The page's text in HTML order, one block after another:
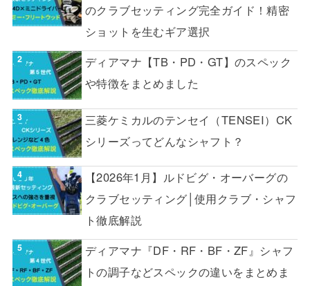
のクラブセッティング完全ガイド！精密
ショットを生むギア選択
ディアマナ【TB・PD・GT】のスペック
や特徴をまとめました
三菱ケミカルのテンセイ（TENSEI）CK
シリーズってどんなシャフト？
【2026年1月】ルドビグ・オーバーグの
クラブセッティング│使用クラブ・シャフ
ト徹底解説
ディアマナ『DF・RF・BF・ZF』シャフ
トの調子などスペックの違いをまとめま